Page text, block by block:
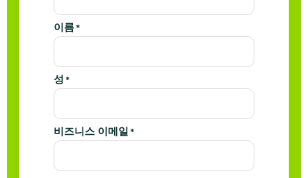
이름*
성 *
비즈니스 이메일 *